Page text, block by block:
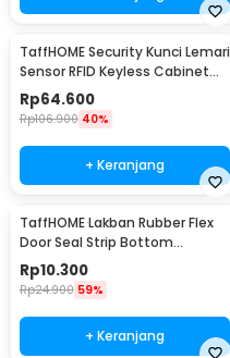
TaffHOME Security Kunci Lemari
Sensor RFID Keyless Cabinet
Door Lock - SCRFID
Rp64.600
Rp106.900 40%
+ Keranjang
TaffHOME Lakban Rubber Flex
Door Seal Strip Bottom
Waterproof 25mmx5M - TP39
Rp10.300
Rp24.900 59%
+ Keranjang